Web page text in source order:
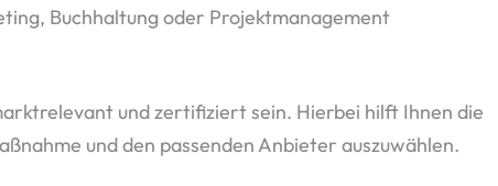
Buchhaltung oder Projektmanagement
und zertifiziert sein. Hierbei hilft Ihnen die
und den passenden Anbieter auszuwählen.